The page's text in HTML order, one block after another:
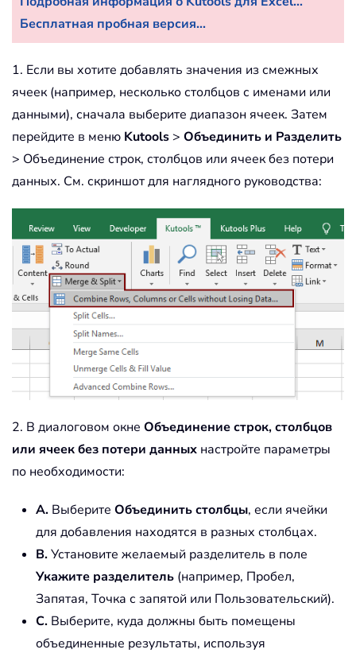
Бесплатная пробная версия...
1. Если вы хотите добавлять значения из смежных
ячеек (например, несколько столбцов с именами или
данными), сначала выберите диапазон ячеек. Затем
перейдите в меню Kutools > Объединить и Разделить
> Объединение строк, столбцов или ячеек без потери
данных. См. скриншот для наглядного руководства:
2. В диалоговом окне Объединение строк, столбцов
или ячеек без потери данных настройте параметры
по необходимости:
A. Выберите Объединить столбцы, если ячейки
для добавления находятся в разных столбцах.
B.Установите желаемый разделитель в поле
Укажите разделитель (например, Пробел,
Запятая, Точка с запятой или Пользовательский).
C. Выберите, куда должны быть помещены
объединенные результаты, используя